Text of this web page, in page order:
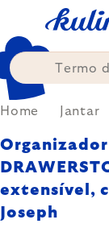
content
Home Jantar
extensível,
Joseph